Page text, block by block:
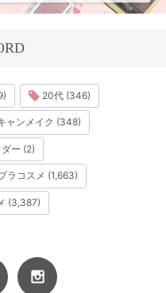
20代 (346)
ャンメイク (348)
ー (2)
ラコスメ (1,663)
(3,387)